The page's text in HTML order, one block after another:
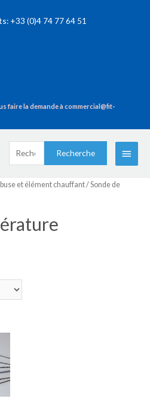
+33 (0)4 74 77 64 51
faire la demande à commercial@fit-
Menu
Recherche
et élément chauffant/ Sonde de